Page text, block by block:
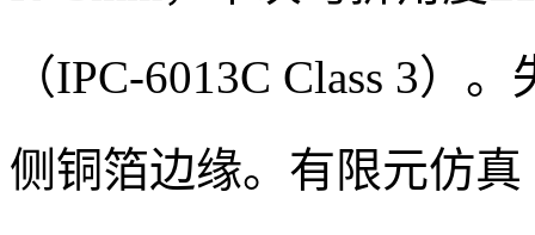
（IPC-6013C Class 3）
侧铜箔边缘。有限元仿真